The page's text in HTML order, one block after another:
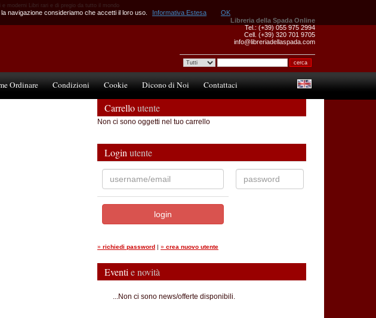
moderni Libri rari e di pregio da tutto il mondo
Libreria della Spada Online
Tel.: (+39) 055 975 2994
Cell. (+39) 320 701 9705
info@libreriadellaspada.com
Ordinare Condizioni Cookie Dicono di Noi Contattaci
Carrelloutente
Non ci sono oggetti nel tuo carrello
Login utente
» richiedi password | » crea nuovo utente
Eventi e novità
...Non ci sono news/offerte disponibili.
navigazione consideriamo che accetti il loro uso. Informativa Estesa OK